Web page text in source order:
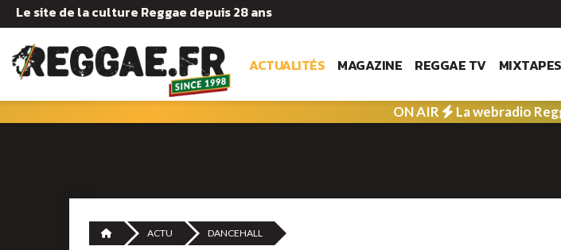
Le site de la culture Reggae depuis 28 ans
ACTUALITÉS MAGAZINE REGGAE TV MIXTAPES
ON AIR La webradio
ACTU DANCEHALL